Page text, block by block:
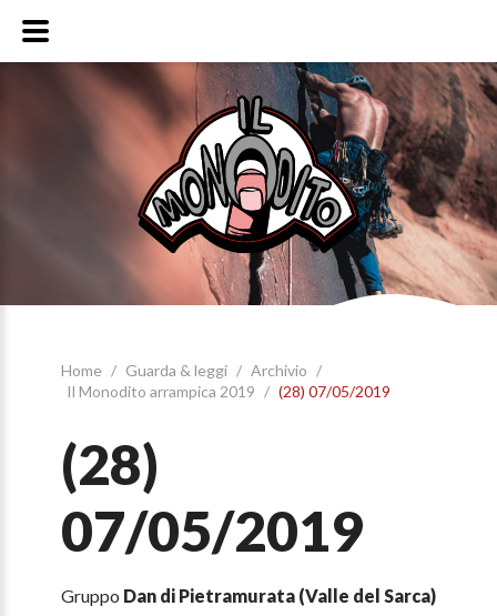
Home / Guarda & leggi / Archivio /
Il Monodito arrampica 2019 / (28) 07/05/2019
(28)
07/05/2019
Gruppo Dan di Pietramurata (Valle del Sarca)